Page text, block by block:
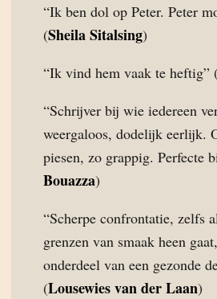
“Ik ben dol op Peter. Peter
(Sheila Sitalsing)
“Ik vind hem vaak te heftig”
“Schrijver bij wie iedereen
weergaloos, dodelijk eerlijk.
piesen, zo grappig. Perfecte
Bouazza)
“Scherpe confrontatie, zelfs
grenzen van smaak heen
onderdeel van een gezonde
(Lousewies van der Laan)